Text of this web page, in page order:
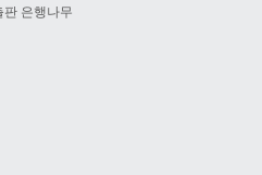
판 은행나무